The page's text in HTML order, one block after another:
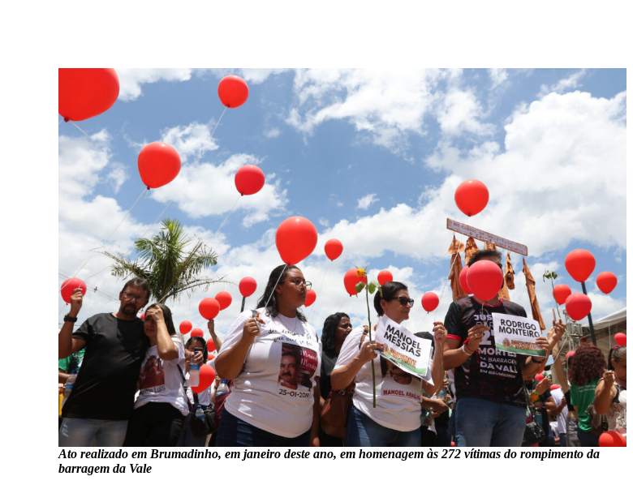
Ato realizado em Brumadinho, em janeiro deste ano, em homenagem às 272 vítimas do rompimento da
barragem da Vale